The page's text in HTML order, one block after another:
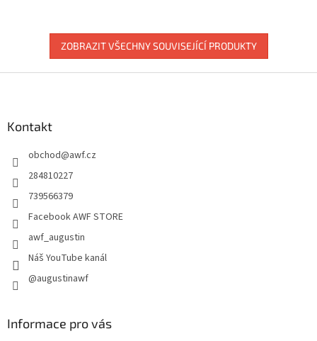
ZOBRAZIT VŠECHNY SOUVISEJÍCÍ PRODUKTY
Kontakt
obchod@awf.cz
284810227
739566379
Facebook AWF STORE
awf_augustin
Náš YouTube kanál
@augustinawf
Informace pro vás